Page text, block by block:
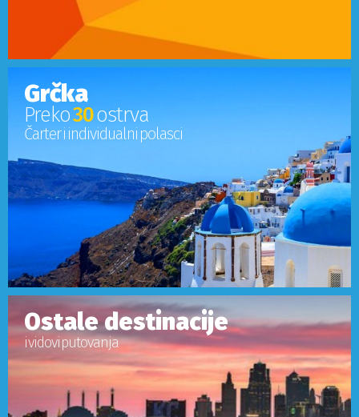
Grčka
Preko30ostrva
Čarter i individualni polasci
Ostale destinacije
i vidovi putovanja